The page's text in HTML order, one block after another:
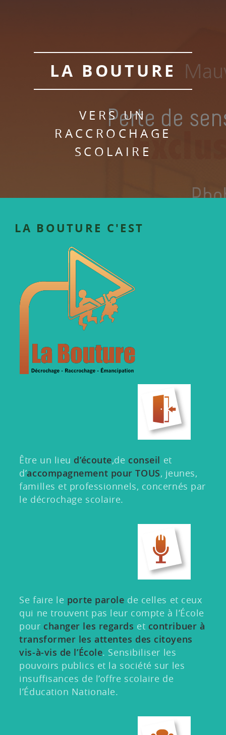
LA BOUTURE
VERS UN
RACCROCHAGE
SCOLAIRE
LA BOUTURE C'EST
Être un lieu d’écoute,de conseil et
d’accompagnement pour TOUS, jeunes,
familles et professionnels, concernés par
le décrochage scolaire.
Se faire le porte parole de celles et ceux
qui ne trouvent pas leur compte à l’École
pour changer les regards et contribuer à
transformer les attentes des citoyens
vis-à-vis de l’École. Sensibiliser les
pouvoirs publics et la société sur les
insuffisances de l’offre scolaire de
l’Éducation Nationale.